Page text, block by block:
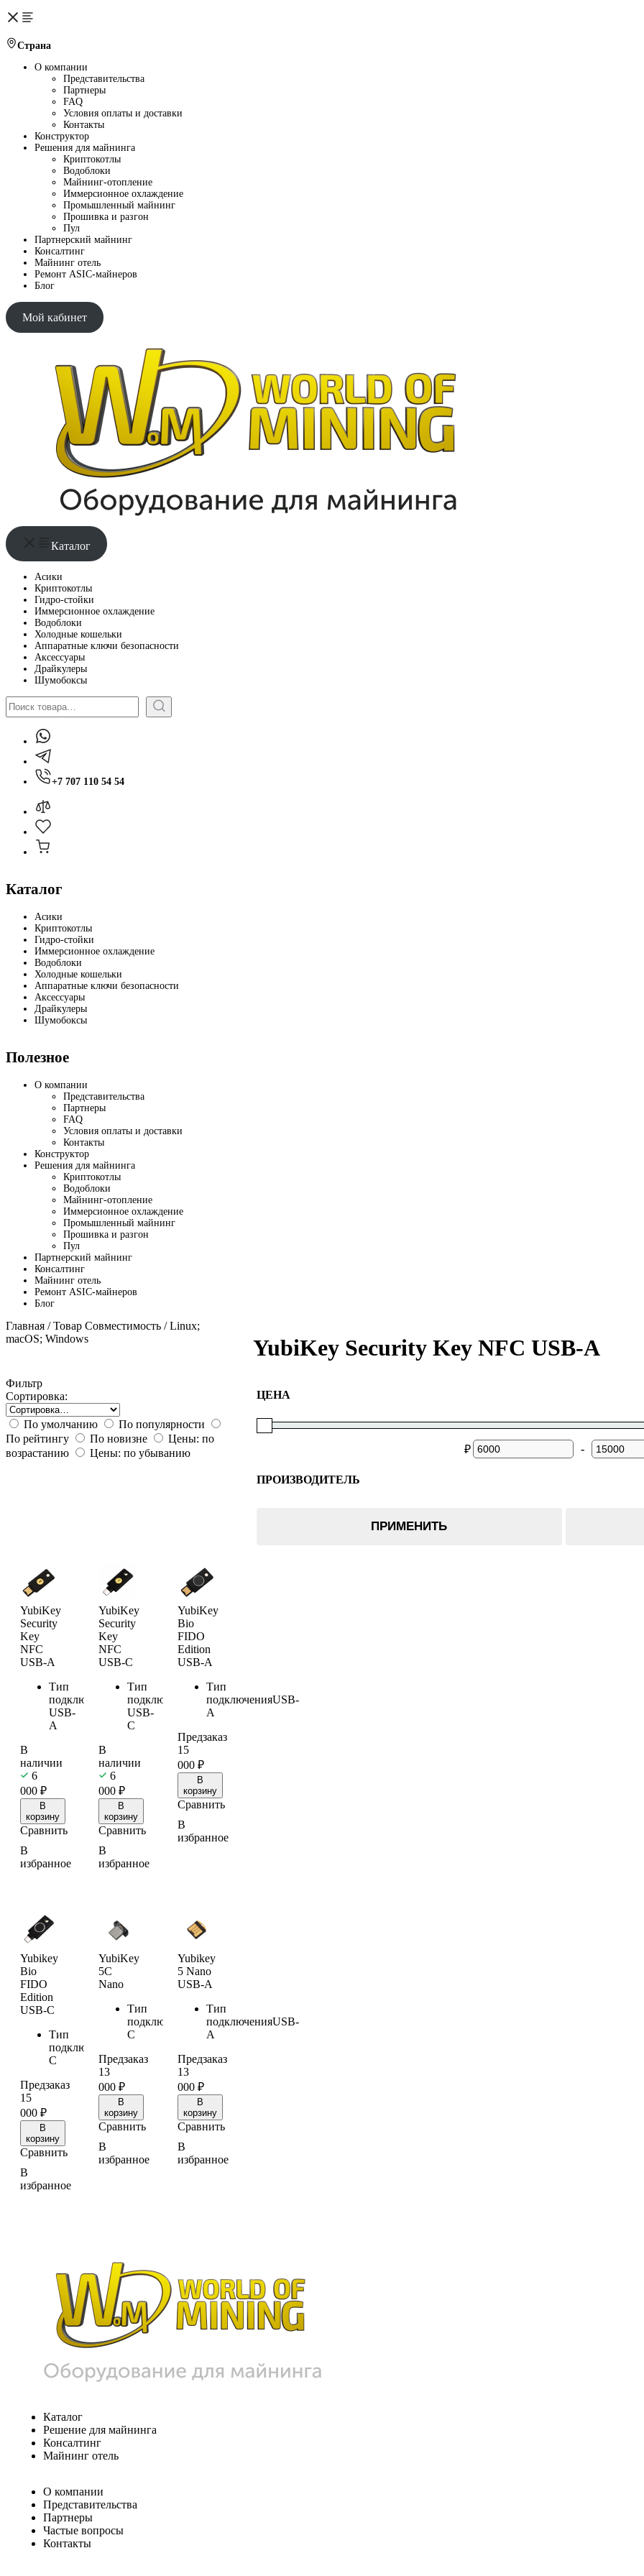
Страна
О компании
Представительства
Партнеры
FAQ
Условия оплаты и доставки
Контакты
Конструктор
Решения для майнинга
Криптокотлы
Водоблоки
Майнинг-отопление
Иммерсионное охлаждение
Промышленный майнинг
Прошивка и разгон
Пул
Партнерский майнинг
Консалтинг
Майнинг отель
Ремонт ASIC-майнеров
Блог
Мой кабинет
Каталог
Асики
Криптокотлы
Гидро-стойки
Иммерсионное охлаждение
Водоблоки
Холодные кошельки
Аппаратные ключи безопасности
Аксессуары
Драйкулеры
Шумобоксы
Поиск
+7 707 110 54 54
Каталог
Асики
Криптокотлы
Гидро-стойки
Иммерсионное охлаждение
Водоблоки
Холодные кошельки
Аппаратные ключи безопасности
Аксессуары
Драйкулеры
Шумобоксы
Полезное
О компании
Представительства
Партнеры
FAQ
Условия оплаты и доставки
Контакты
Конструктор
Решения для майнинга
Криптокотлы
Водоблоки
Майнинг-отопление
Иммерсионное охлаждение
Промышленный майнинг
Прошивка и разгон
Пул
Партнерский майнинг
Консалтинг
Майнинг отель
Ремонт ASIC-майнеров
Блог
Главная / Товар Совместимость / Linux;
macOS; Windows
YubiKey Security Key NFC USB-A
Фильтр
Сортировка:
По умолчанию
По популярности
По рейтингу
По новизне
Цены: по
возрастанию
Цены: по убыванию
ЦЕНА
₽ -
ПРОИЗВОДИТЕЛЬ
ПРИМЕНИТЬ
YubiKey
Security
Key
NFC
USB-A
Тип
подключения
NFC;
USB-
A
В
наличии
6
000 ₽
В
корзину
Сравнить
В
избранное
YubiKey
Security
Key
NFC
USB-C
Тип
подключения
NFC;
USB-
C
В
наличии
6
000₽
В
корзину
Сравнить
В
избранное
YubiKey
Bio
FIDO
Edition
USB-A
Тип
подключенияUSB-
A
Предзаказ
15
000 ₽
В
корзину
Сравнить
В
избранное
Yubikey
Bio
FIDO
Edition
USB-C
Тип
подключения
C
Предзаказ
15
000 ₽
В
корзину
Сравнить
В
избранное
YubiKey
5C
Nano
Тип
подключения
USB-
C
Предзаказ
13
000₽
В
корзину
Сравнить
В
избранное
Yubikey
5 Nano
USB-A
Тип
подключенияUSB-
A
Предзаказ
13
000 ₽
В
корзину
Сравнить
В
избранное
Каталог
Решение для майнинга
Консалтинг
Майнинг отель
О компании
Представительства
Партнеры
Частые вопросы
Контакты